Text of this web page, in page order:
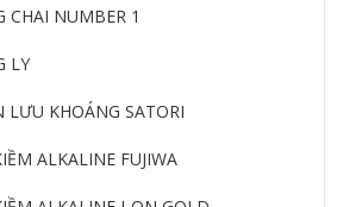
CHAI NUMBER 1
LY
LƯU KHOÁNG SATORI
ALKALINE FUJIWA